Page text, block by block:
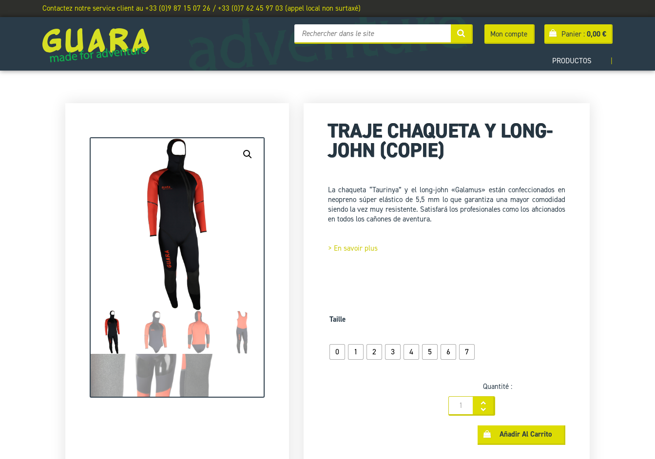
Contactez notre service client au +33 (0)9 87 15 07 26 / +33 (0)7 62 45 97 03 (appel local non surtaxé)
Panier : 0,00 €
Mon compte
PRODUCTOS
TRAJE CHAQUETA Y LONG-
JOHN (COPIE)
La chaqueta “Taurinya” y el long-john «Galamus» están confeccionados en
neopreno súper elástico de 5,5 mm lo que garantiza una mayor comodidad
siendo la vez muy resistente. Satisfará los profesionales como los aficionados
en todos los cañones de aventura.
> En savoir plus
Taille
0 1 2 3 4 5 6 7
Quantité :
Añadir Al Carrito